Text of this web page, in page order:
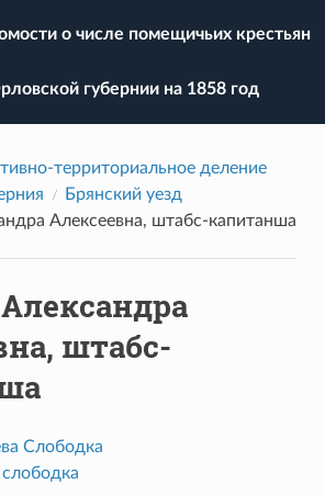
о числе помещичьих крестьян
губернии на 1858 год
территориальное деление
Брянский уезд
Алексеевна, штабс-капитанша
штабс-
Слободка